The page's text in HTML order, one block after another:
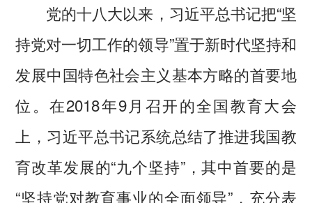
党的十八大以来，习近平总书记把“坚
持党对一切工作的领导”置于新时代坚持和
发展中国特色社会主义基本方略的首要地
位。在2018年9月召开的全国教育大会
上，习近平总书记系统总结了推进我国教
育改革发展的“九个坚持”，其中首要的是
“坚持党对教育事业的全面领导”，充分表